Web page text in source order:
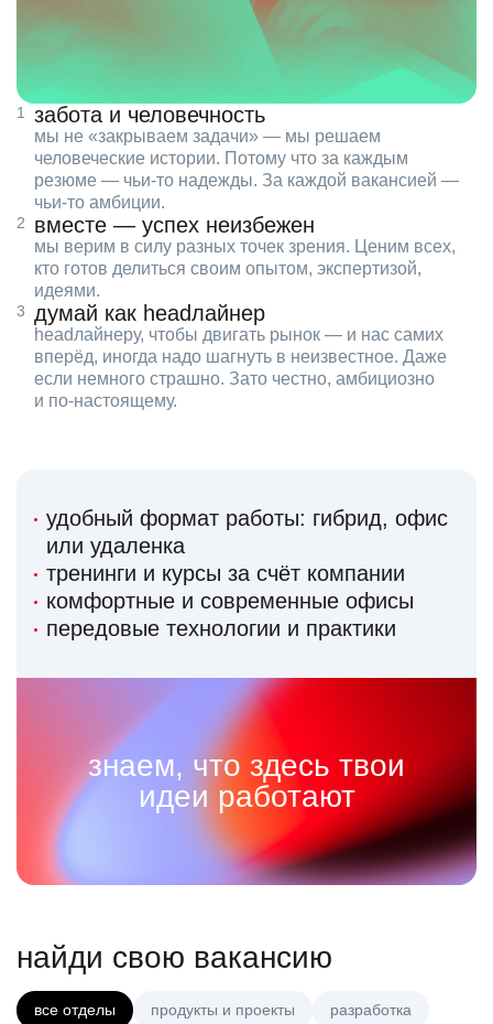
забота и человечность
мы не «закрываем задачи» — мы решаем
человеческие истории. Потому что за каждым
резюме — чьи‑то надежды. За каждой вакансией —
чьи‑то амбиции.
вместе — успех неизбежен
мы верим в силу разных точек зрения. Ценим всех,
кто готов делиться своим опытом, экспертизой,
идеями.
думай как headлайнер
headлайнеру, чтобы двигать рынок — и нас самих
вперёд, иногда надо шагнуть в неизвестное. Даже
если немного страшно. Зато честно, амбициозно
и по‑настоящему.
удобный формат работы: гибрид, офис
или удаленка
тренинги и курсы за счёт компании
комфортные и современные офисы
передовые технологии и практики
знаем, что здесь твои
идеи работают
найди свою вакансию
все отделы продукты и проекты разработка